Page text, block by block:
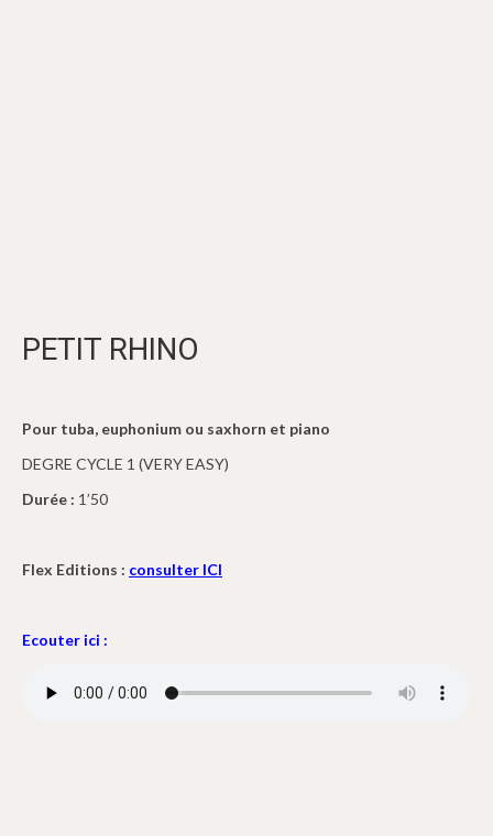
PETIT RHINO
Pour tuba, euphonium ou saxhorn et piano
DEGRE CYCLE 1 (VERY EASY)
Durée : 1’50
Flex Editions : consulter ICI
Ecouter ici :